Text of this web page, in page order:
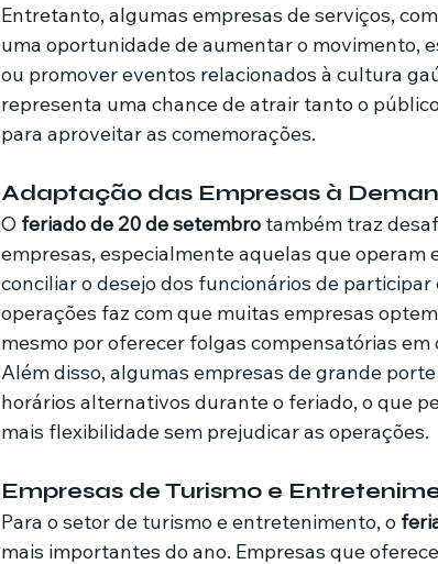
Entretanto, algumas empresas de serviços,
uma oportunidade de aumentar o movimento,
ou promover eventos relacionados à cultura
representa uma chance de atrair tanto o
para aproveitar as comemorações.
Adaptação das Empresas à
O feriado de 20 de setembro também traz
empresas, especialmente aquelas que operam
conciliar o desejo dos funcionários de
operações faz com que muitas empresas
mesmo por oferecer folgas compensatórias em
Além disso, algumas empresas de grande
horários alternativos durante o feriado, o que
mais flexibilidade sem prejudicar as operações.
Empresas de Turismo e
Para o setor de turismo e entretenimento, o
mais importantes do ano. Empresas que